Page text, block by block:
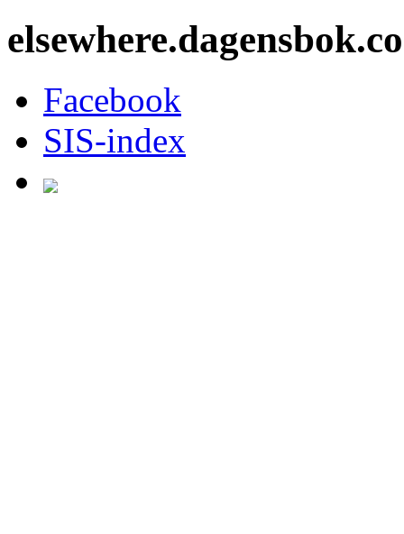
Facebook
SIS-index